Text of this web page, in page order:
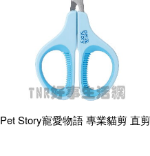
Pet Story寵愛物語 專業貓剪 直剪